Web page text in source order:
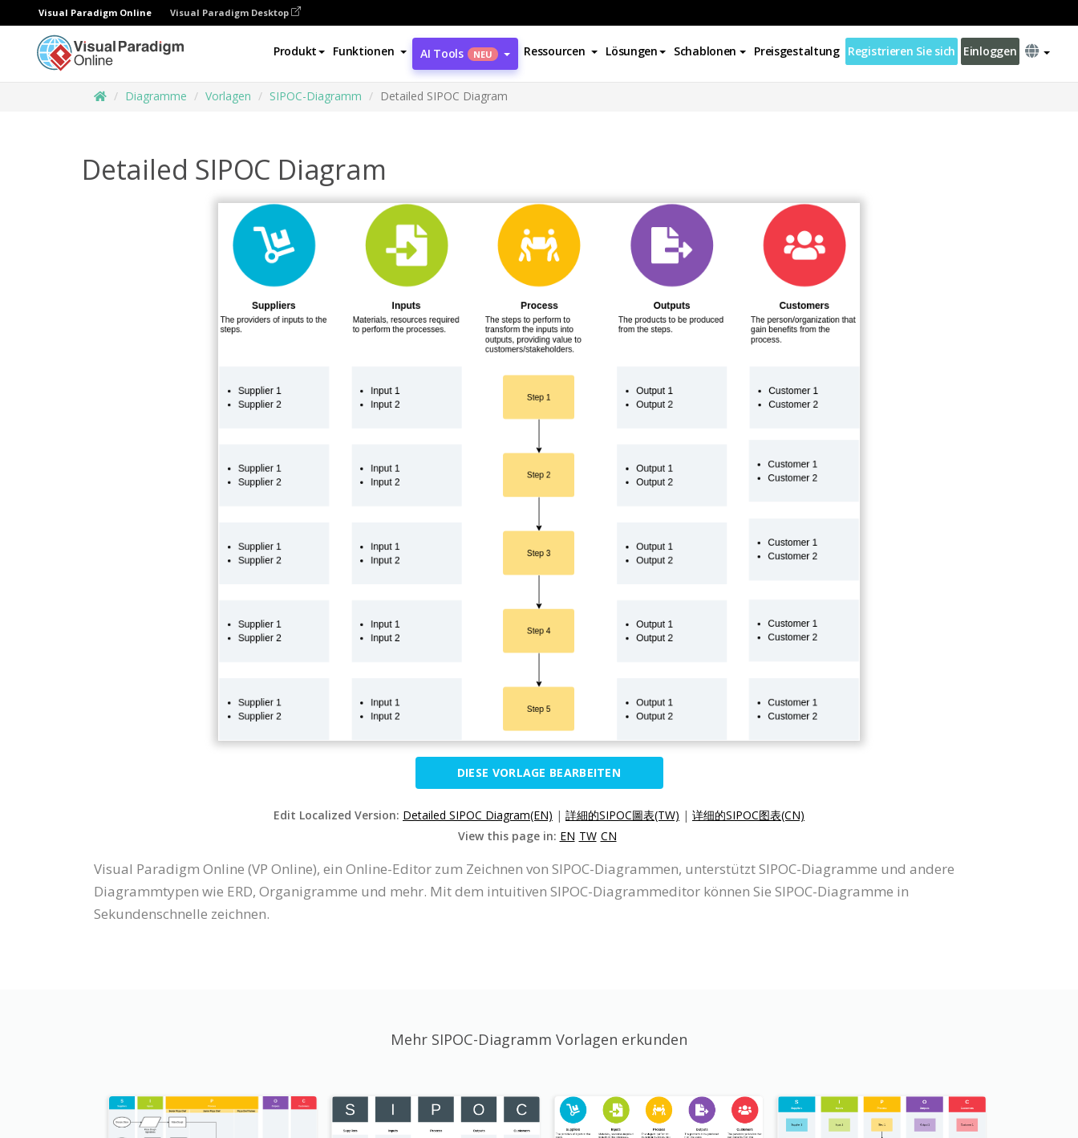
Visual Paradigm Online Visual Paradigm Desktop
Produkt Funktionen AI Tools NEU Ressourcen Lösungen Schablonen Preisgestaltung Registrieren Sie sich Einloggen
Diagramme Vorlagen SIPOC-Diagramm Detailed SIPOC Diagram
Detailed SIPOC Diagram
DIESE VORLAGE BEARBEITEN
Edit Localized Version: Detailed SIPOC Diagram(EN) | 詳細的SIPOC圖表(TW) | 详细的SIPOC图表(CN)
View this page in: EN TW CN
Visual Paradigm Online (VP Online), ein Online-Editor zum Zeichnen von SIPOC-Diagrammen, unterstützt SIPOC-Diagramme und andere
Diagrammtypen wie ERD, Organigramme und mehr. Mit dem intuitiven SIPOC-Diagrammeditor können Sie SIPOC-Diagramme in
Sekundenschnelle zeichnen.
Mehr SIPOC-Diagramm Vorlagen erkunden